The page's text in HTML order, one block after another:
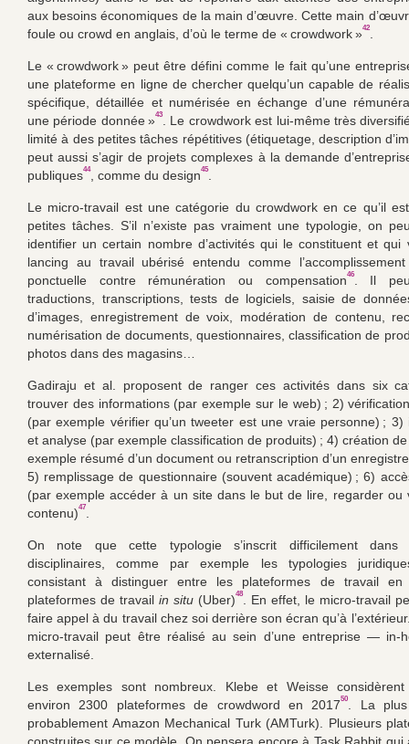
aux besoins économiques de la main d’œuvre. Cette main
foule ou crowd en anglais, d’où le terme de « crowdwork »42
Le « crowdwork » peut être défini comme le fait qu’une
une plateforme en ligne de chercher quelqu’un capable de
spécifique, détaillée et numérisée en échange d’une
une période donnée »43. Le crowdwork est lui-même très
limité à des petites tâches répétitives (étiquetage, description
peut aussi s’agir de projets complexes à la demande
publiques44, comme du design45.
Le micro-travail est une catégorie du crowdwork en ce qu’il
petites tâches. S’il n’existe pas vraiment une typologie, on
identifier un certain nombre d’activités qui le constituent et qui
lancing au travail ubérisé entendu comme l’accomplissement
ponctuelle contre rémunération ou compensation46. Il
traductions, transcriptions, tests de logiciels, saisie de
d’images, enregistrement de voix, modération de contenu,
numérisation de documents, questionnaires, classification de
photos dans des magasins…
Gadiraju et al. proposent de ranger ces activités dans six
trouver des informations (par exemple sur le web) ; 2)
(par exemple vérifier qu’un tweeter est une vraie personne) ; 3)
et analyse (par exemple classification de produits) ; 4) création
exemple résumé d’un document ou retranscription d’un
5) remplissage de questionnaire (souvent académique) ; 6)
(par exemple accéder à un site dans le but de lire, regarder ou
contenu)47
On note que cette typologie s’inscrit difficilement dans
disciplinaires, comme par exemple les typologies
consistant à distinguer entre les plateformes de travail
plateformes de travail in situ (Uber)48. En effet, le micro-travail
faire appel à du travail chez soi derrière son écran qu’à
micro-travail peut être réalisé au sein d’une entreprise — in-
externalisé.
Les exemples sont nombreux. Klebe et Weisse considèrent
environ 2300 plateformes de crowdword en 201750
. La
probablement Amazon Mechanical Turk (AMTurk). Plusieurs